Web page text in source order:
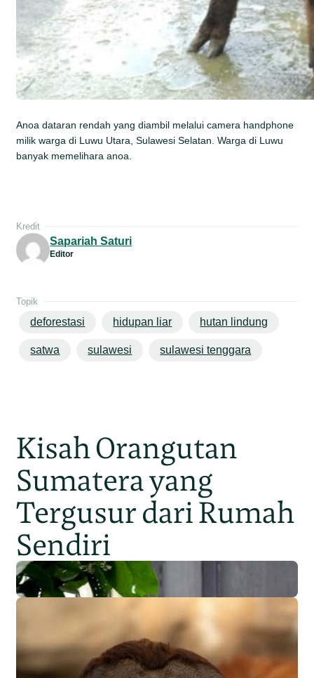
Anoa dataran rendah yang diambil melalui camera handphone
milik warga di Luwu Utara, Sulawesi Selatan. Warga di Luwu
banyak memelihara anoa.
Kredit
Sapariah Saturi
Editor
Topik
deforestasi hidupan liar hutan lindung
satwa sulawesi sulawesi tenggara
Kisah Orangutan
Sumatera yang
Tergusur dari Rumah
Sendiri